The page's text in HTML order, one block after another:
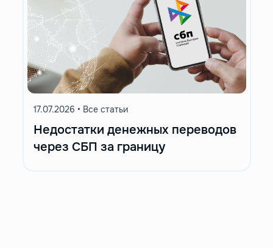
17.07.2026 • Все статьи
Недостатки денежных переводов
через СБП за границу